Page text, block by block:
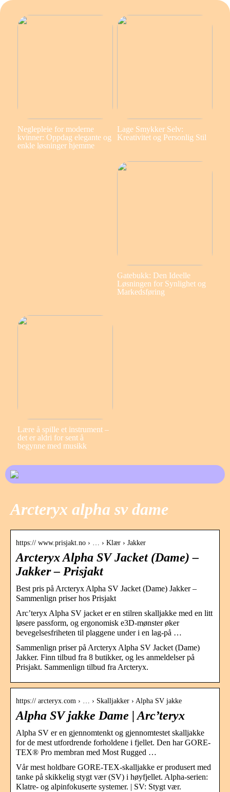
Neglepleie for moderne
kvinner: Oppdag elegante og
enkle løsninger hjemme
Lage Smykker Selv:
Kreativitet og Personlig Stil
Gatebukk: Den Ideelle
Løsningen for Synlighet og
Markedsføring
Lære å spille et instrument –
det er aldri for sent å
begynne med musikk
Arcteryx alpha sv dame
https:// www.prisjakt.no › … › Klær › Jakker
Arcteryx Alpha SV Jacket (Dame) –
Jakker – Prisjakt
Best pris på Arcteryx Alpha SV Jacket (Dame) Jakker –
Sammenlign priser hos Prisjakt
Arc’teryx Alpha SV jacket er en stilren skalljakke med en litt
løsere passform, og ergonomisk e3D-mønster øker
bevegelsesfriheten til plaggene under i en lag-på …
Sammenlign priser på Arcteryx Alpha SV Jacket (Dame)
Jakker. Finn tilbud fra 8 butikker, og les anmeldelser på
Prisjakt. Sammenlign tilbud fra Arcteryx.
https:// arcteryx.com › … › Skalljakker › Alpha SV jakke
Alpha SV jakke Dame | Arc’teryx
Alpha SV er en gjennomtenkt og gjennomtestet skalljakke
for de mest utfordrende forholdene i fjellet. Den har GORE-
TEX® Pro membran med Most Rugged …
Vår mest holdbare GORE-TEX-skalljakke er produsert med
tanke på skikkelig stygt vær (SV) i høyfjellet. Alpha-serien:
Klatre- og alpinfokuserte systemer. | SV: Stygt vær.